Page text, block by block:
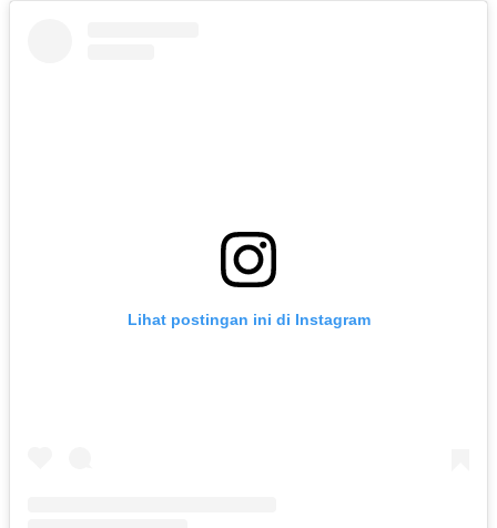
Lihat postingan ini di Instagram